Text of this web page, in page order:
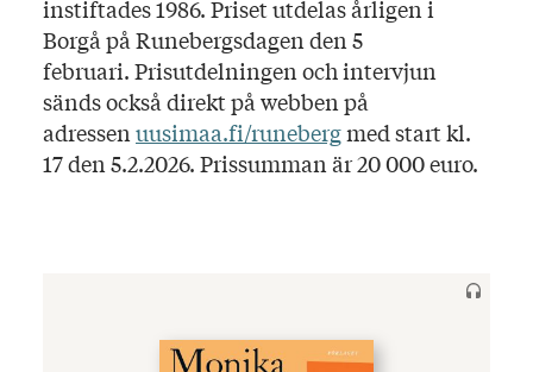
instiftades 1986. Priset utdelas årligen i
Borgå på Runebergsdagen den 5
februari. Prisutdelningen och intervjun
sänds också direkt på webben på
adressenuusimaa.fi/runebergmed start kl.
17 den 5.2.2026. Prissumman är 20 000 euro.